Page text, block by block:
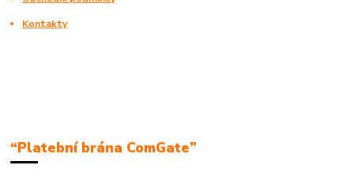
Kontakty
“Platební brána ComGate”